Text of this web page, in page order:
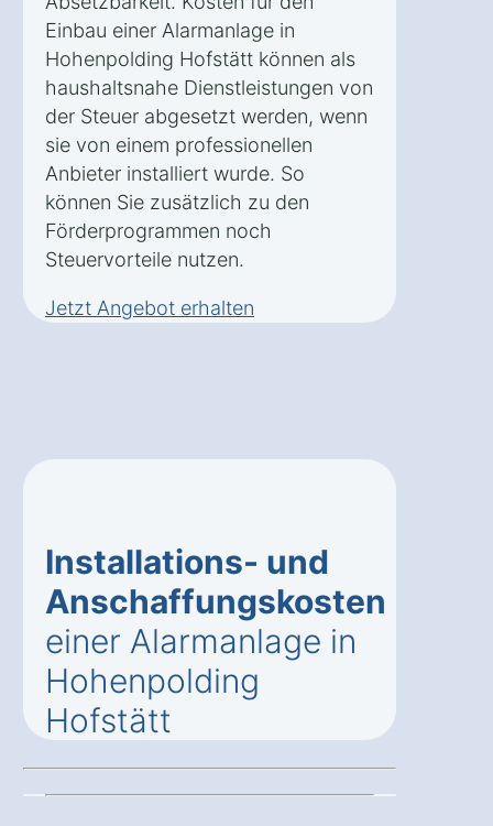
Einbau einer Alarmanlage in
Hohenpolding Hofstätt können als
haushaltsnahe Dienstleistungen von
der Steuer abgesetzt werden, wenn
sie von einem professionellen
Anbieter installiert wurde. So
können Sie zusätzlich zu den
Förderprogrammen noch
Steuervorteile nutzen.
Jetzt Angebot erhalten
Installations- und
Anschaffungskosten
einer Alarmanlage in
Hohenpolding
Hofstätt